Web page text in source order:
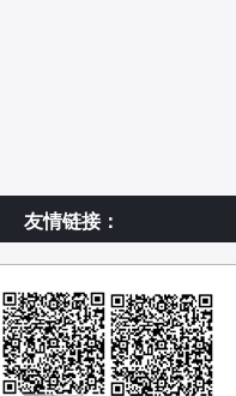
友情链接：